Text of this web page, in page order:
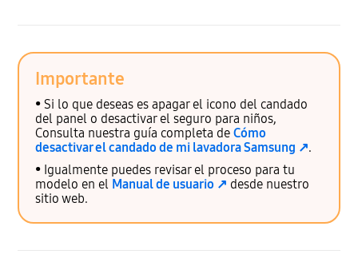
Importante
• Si lo que deseas es apagar el icono del candado
del panel o desactivar el seguro para niños,
Consulta nuestra guía completa deCómo
desactivar el candado de mi lavadora Samsung ↗.
• Igualmente puedes revisar el proceso para tu
modelo en el Manual de usuario ↗ desde nuestro
sitio web.